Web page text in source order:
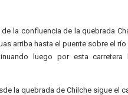
de la confluencia de la quebrada
arriba hasta el puente sobre el
luego por esta carretera
la quebrada de Chilche sigue el